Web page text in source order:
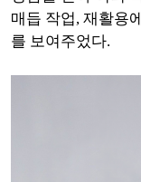
매듭 작업, 재활용
를 보여주었다.